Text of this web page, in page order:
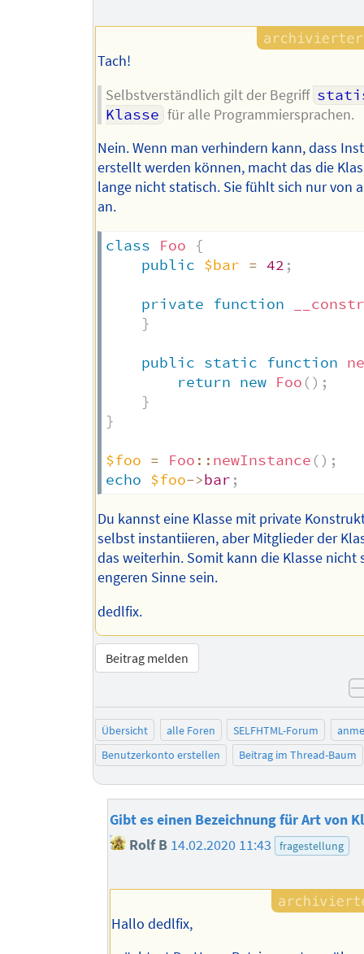
Tach!
Selbstverständlich gilt der Begriff
Klasse für alle Programmiersprachen.
Nein. Wenn man verhindern kann, dass
erstellt werden können, macht das die
lange nicht statisch. Sie fühlt sich nur von
an.
class Foo
{
public $bar = 42 ;
private function
}
public static function
return new Foo () ;
}
}
$foo = Foo :: newInstance () ;
echo $foo->bar ;
Du kannst eine Klasse mit private
selbst instantiieren, aber Mitglieder der
das weiterhin. Somit kann die Klasse nicht
engeren Sinne sein.
dedlfix.
Beitrag melden
Übersicht alle Foren SELFHTML-Forum
Benutzerkonto erstellen
Beitrag im Thread-Baum
Gibt es einen Bezeichnung für Art von
Rolf B 14.02.2020 11:43 fragestellung
Hallo dedlfix,